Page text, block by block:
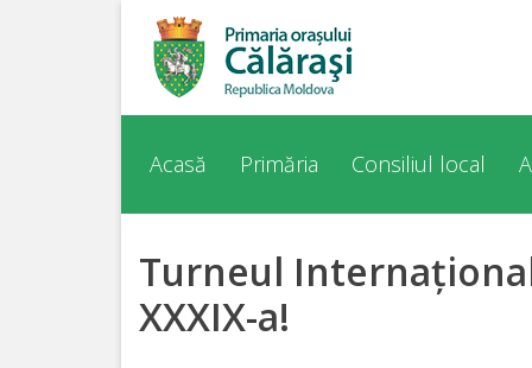
orașul
Călărași
Istoria
Acasă Primăria Consiliul local
Turneul Internaţional
XXXIX-a!